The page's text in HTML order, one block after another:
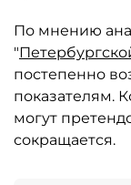
По мнению
"
постепенно
показателям.
могут
сокращается.